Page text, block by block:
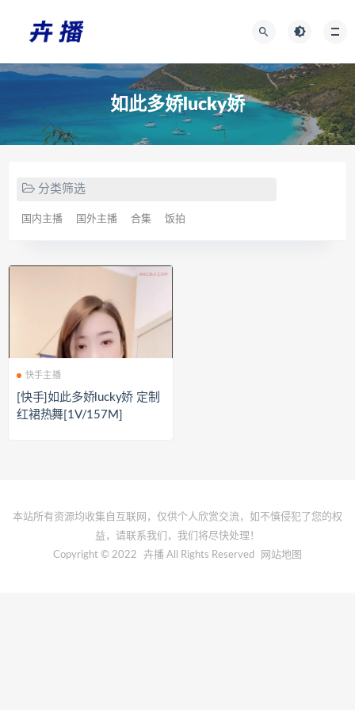
如此多娇lucky娇
分类筛选
国内主播 国外主播 合集 饭拍
快手主播
[快手]如此多娇lucky娇 定制
红裙热舞[1V/157M]
本站所有资源均收集自互联网，仅供个人欣赏交流，如不慎侵犯了您的权
益，请联系我们，我们将尽快处理！
Copyright © 2022
卉播 All Rights Reserved 网站地图